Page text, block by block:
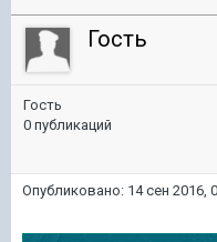
Гость
Гость
0 публикаций
Опубликовано: 14 сен 2016,